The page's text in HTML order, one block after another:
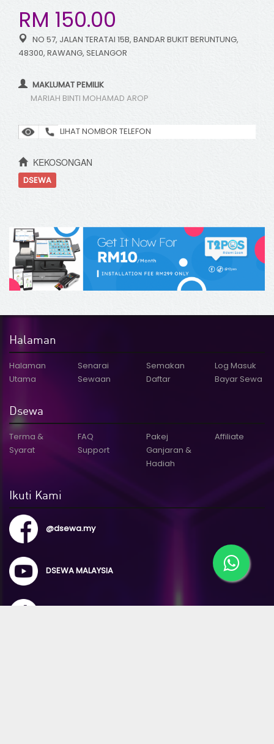
RM 150.00
NO 57, JALAN TERATAI 15B, BANDAR BUKIT BERUNTUNG,
48300, RAWANG, SELANGOR
MAKLUMAT PEMILIK
MARIAH BINTI MOHAMAD AROP
LIHAT NOMBOR TELEFON
KEKOSONGAN
DSEWA
3 / 5
Halaman
Halaman
Utama
Senarai
Sewaan
Semakan
Log Masuk
Daftar
Bayar Sewa
Dsewa
Terma &
Syarat
FAQ Pakej
Affiliate
Support
Ganjaran &
Hadiah
Ikuti Kami
@dsewa.my
DSEWA MALAYSIA